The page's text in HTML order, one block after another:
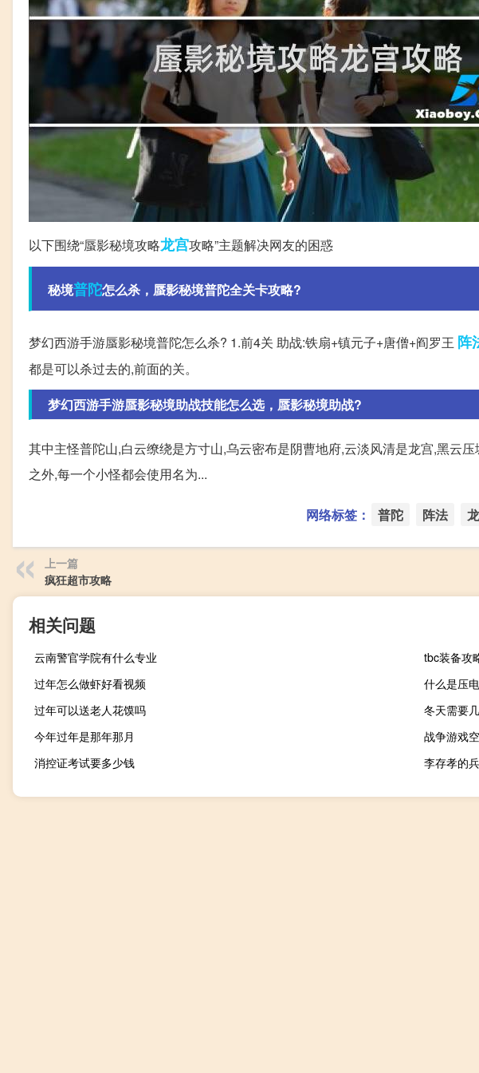
以下围绕“蜃影秘境攻略龙宫攻略”主题解决网友的困惑
秘境普陀怎么杀，蜃影秘境普陀全关卡攻略?
梦幻西游手游蜃影秘境普陀怎么杀? 1.前4关 助战:铁扇+镇元子+唐僧+阎罗王 阵
都是可以杀过去的,前面的关。
梦幻西游手游蜃影秘境助战技能怎么选，蜃影秘境助战?
其中主怪普陀山,白云缭绕是方寸山,乌云密布是阴曹地府,云淡风清是龙宫,黑云
之外,每一个小怪都会使用名为...
网络标签： 普陀 阵法
上一篇
疯狂超市攻略
相关问题
云南警官学院有什么专业
tbc装备攻
过年怎么做虾好看视频
什么是压
过年可以送老人花馍吗
冬天需要
今年过年是那年那月
战争游戏
消控证考试要多少钱
李存孝的